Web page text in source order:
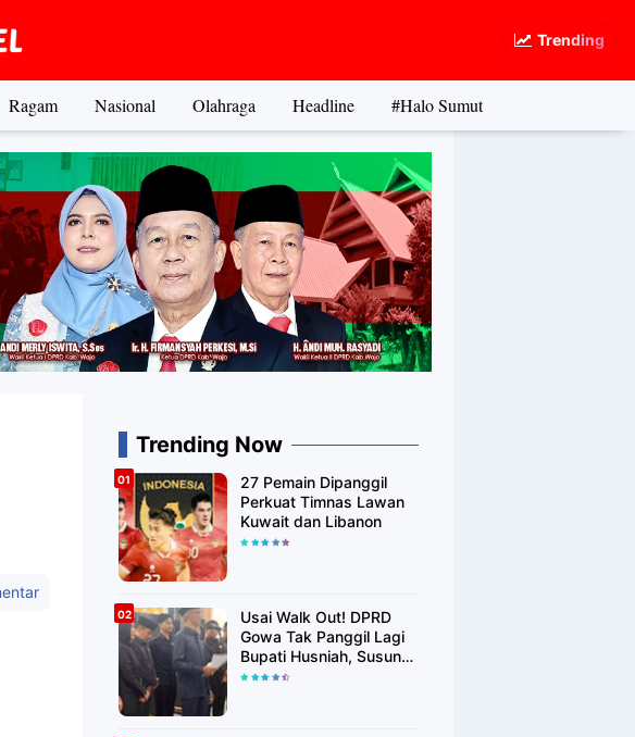
Trending
Ragam Nasional Olahraga Headline #Halo Sumut
Trending Now
27 Pemain Dipanggil
Perkuat Timnas Lawan
Kuwait dan Libanon
Usai Walk Out! DPRD
Gowa Tak Panggil Lagi
Bupati Husniah, Susun
Rekomendasi Hak